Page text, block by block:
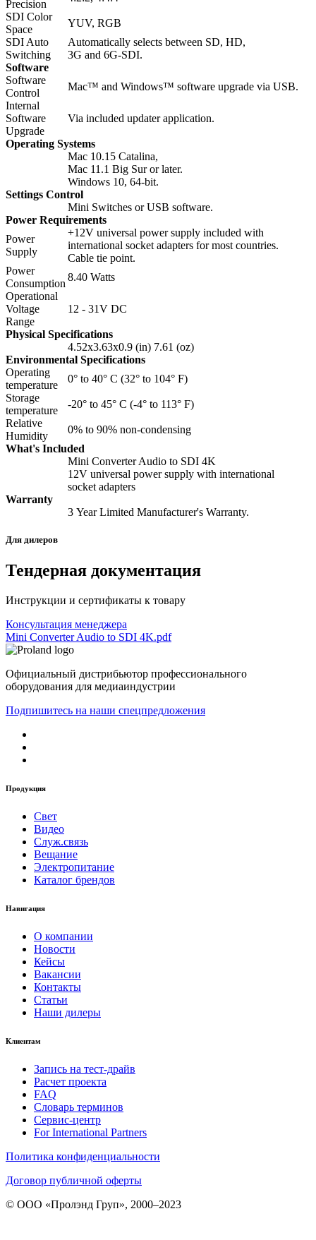
Precision
SDI Color
Space
YUV, RGB
SDI Auto
Switching
Automatically selects between SD, HD,
3G and 6G‑SDI.
Software
Software
Control
Mac™ and Windows™ software upgrade via USB.
Internal
Software
Upgrade
Via included updater application.
Operating Systems
Mac 10.15 Catalina,
Mac 11.1 Big Sur or later.
Windows 10, 64-bit.
Settings Control
Mini Switches or USB software.
Power Requirements
Power
Supply
+12V universal power supply included with
international socket adapters for most countries.
Cable tie point.
Power
Consumption
8.40 Watts
Operational
Voltage
Range
12 ‑ 31V DC
Physical Specifications
4.52x3.63x0.9 (in) 7.61 (oz)
Environmental Specifications
Operating
temperature
0° to 40° C (32° to 104° F)
Storage
temperature
-20° to 45° C (-4° to 113° F)
Relative
Humidity
0% to 90% non‑condensing
What's Included
Mini Converter Audio to SDI 4K
12V universal power supply with international
socket adapters
Warranty
3 Year Limited Manufacturer's Warranty.
Для дилеров
Тендерная документация
Инструкции и сертификаты к товару
Консультация менеджера
Mini Converter Audio to SDI 4K.pdf
Официальный дистрибьютор профессионального
оборудования для медиаиндустрии
Подпишитесь на наши спецпредложения
Продукция
Свет
Видео
Служ.связь
Вещание
Электропитание
Каталог брендов
Навигация
О компании
Новости
Кейсы
Вакансии
Контакты
Статьи
Наши дилеры
Клиентам
Запись на тест-драйв
Расчет проекта
FAQ
Словарь терминов
Сервис-центр
For International Partners
Политика конфиденциальности
Договор публичной оферты
© ООО «Пролэнд Груп», 2000–2023